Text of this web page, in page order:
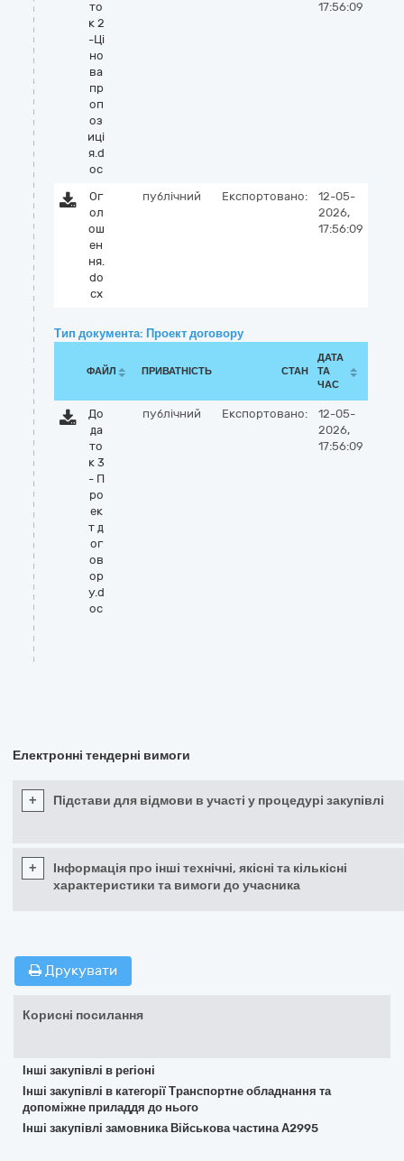
то
к 2
-Ці
но
ва
пр
оп
оз
иці
я.d
oc
17:56:09
Ог
ол
ош
ен
ня.
do
cx
публічний Експортовано:
12-05-
2026,
17:56:09
Тип документа: Проект договору
ФАЙЛ ПРИВАТНІСТЬ СТАН
ДАТА
ТА
ЧАС
До
да
то
к 3
- П
ро
ек
т д
ог
ов
ор
у.d
oc
публічний Експортовано:
12-05-
2026,
17:56:09
Електронні тендерні вимоги
+ Підстави для відмови в участі у процедурі закупівлі
+
Інформація про інші технічні, якісні та кількісні
характеристики та вимоги до учасника
Друкувати
Корисні посилання
Інші закупівлі в регіоні
Інші закупівлі в категорії Транспортне обладнання та
допоміжне приладдя до нього
Інші закупівлі замовника Військова частина А2995